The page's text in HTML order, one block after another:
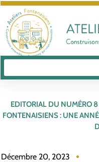
EDITORIAL DU NUMÉRO 8
FONTENAISIENS : UNE
Décembre 20, 2023